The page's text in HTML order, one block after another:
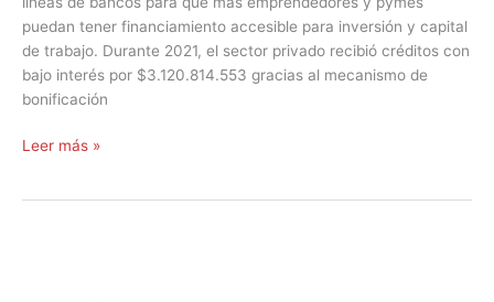
puedan tener financiamiento accesible para inversión y capital
de trabajo. Durante 2021, el sector privado recibió créditos con
bajo interés por $3.120.814.553 gracias al mecanismo de
bonificación
Leer más »